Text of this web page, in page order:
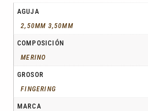
AGUJA
2,50MM 3,50MM
COMPOSICIÓN
MERINO
GROSOR
FINGERING
MARCA